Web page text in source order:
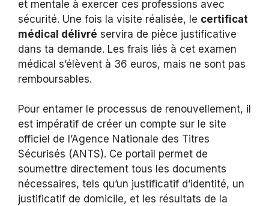
et mentale à exercer ces professions avec
sécurité. Une fois la visite réalisée, le certificat
médical délivré servira de pièce justificative
dans ta demande. Les frais liés à cet examen
médical s’élèvent à 36 euros, mais ne sont pas
remboursables.
Pour entamer le processus de renouvellement, il
est impératif de créer un compte sur le site
officiel de l’Agence Nationale des Titres
Sécurisés (ANTS). Ce portail permet de
soumettre directement tous les documents
nécessaires, tels qu’un justificatif d’identité, un
justificatif de domicile, et les résultats de la